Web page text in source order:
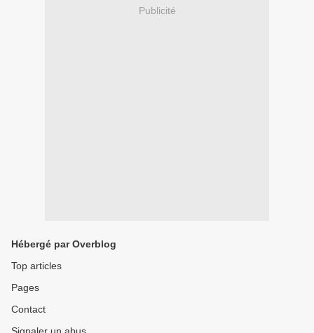
Publicité
Hébergé par Overblog
Top articles
Pages
Contact